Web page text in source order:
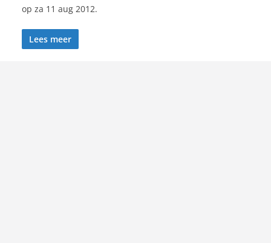
op za 11 aug 2012.
Lees meer